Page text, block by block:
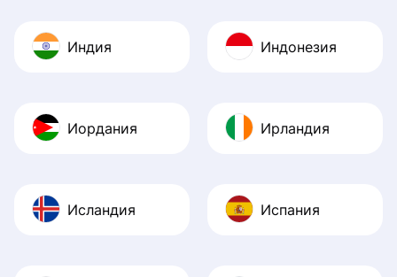
Индия Индонезия
Иордания Ирландия
Исландия Испания